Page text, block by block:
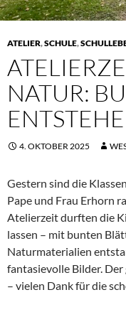
ATELIER,SCHULE,
NATUR:
4. OKTOBER 2025
Gestern sind die
Pape und Frau Erhorn
Atelierzeit durften die
lassen – mit bunten
Naturmaterialien
fantasievolle Bilder.
– vielen Dank für die